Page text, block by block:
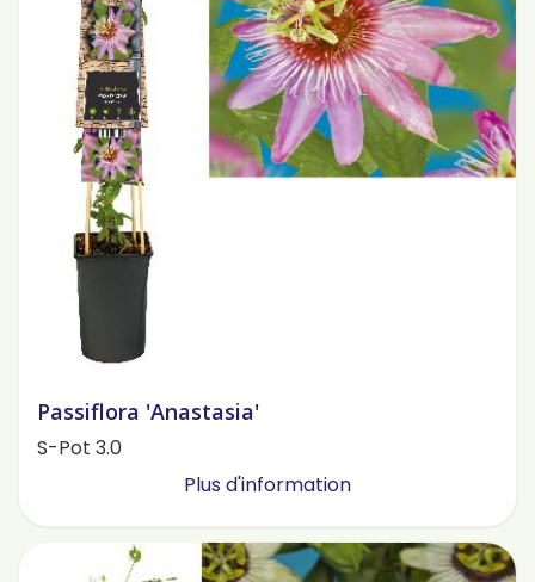
Passiflora 'Anastasia'
S-Pot 3.0
Plus d'information